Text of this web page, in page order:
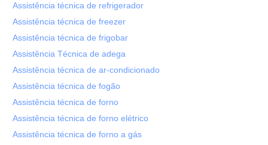
Assistência técnica de refrigerador
Assistência técnica de freezer
Assistência técnica de frigobar
Assistência Técnica de adega
Assistência técnica de ar-condicionado
Assistência técnica de fogão
Assistência técnica de forno
Assistência técnica de forno elétrico
Assistência técnica de forno a gás